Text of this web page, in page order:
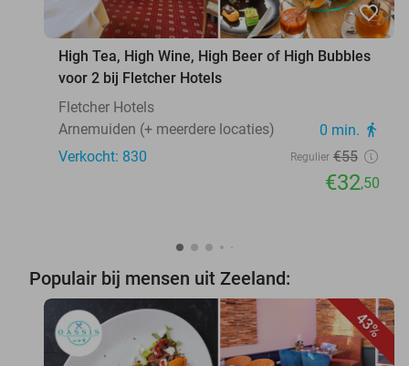
favorite_border
High Tea, High Wine, High Beer of High Bubbles
voor 2 bij Fletcher Hotels
Fletcher Hotels
Arnemuiden (+ meerdere locaties)
0 min. directions_walk
Verkocht: 830 Regulier €55
€32,50
Populair bij mensen uit Zeeland:
43%